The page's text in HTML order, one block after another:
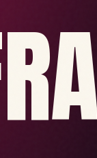
Alle ansehen